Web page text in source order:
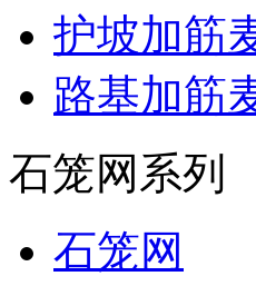
护坡加筋
路基加筋
石笼网系列
石笼网